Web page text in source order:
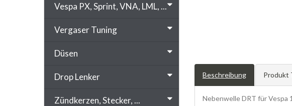
Beschreibung Produkt
Nebenwelle DRT für Vespa
Vespa PX, Sprint, VNA, LML, ...
Vergaser Tuning
Düsen
Drop Lenker
Zündkerzen, Stecker, ...